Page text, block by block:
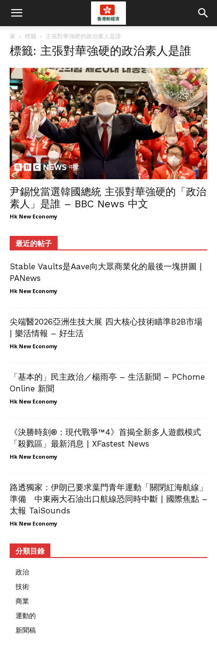
家 標籤 主張對華強硬的政治素人是誰
標籤: 主張對華強硬的政治素人是誰
尹錫悅當選韓國總統 主張對華強硬的「政治
素人」是誰 – BBC News 中文
Hk New Economy
最近的帖子
Stable Vaults是Aave向大眾商業化的最後一塊拼圖 |
PANews
Hk New Economy
尖端醫2026亞洲生技大展 四大核心技術瞄準B2B市場
| 樂活情報 – 好生活
Hk New Economy
「基本的」民主政治／楊雨亭 – 生活新聞 – PChome
Online 新聞
Hk New Economy
《決勝時刻®：現代戰爭™4》首揭全新多人遊戲模式
「殺戮區」最新消息 | XFastest News
Hk New Economy
路透獨家：伊朗已要求葉門青年運動「關閉紅海航線」
準備 中東兩大石油出口航線恐同時中斷 | 國際焦點 –
太報 TaiSounds
Hk New Economy
分類目錄
政治
技術
商業
運動的
新聞稿